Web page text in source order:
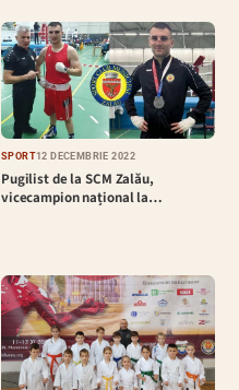
SPORT12 DECEMBRIE 2022
Pugilist de la SCM Zalău,
vicecampion național la…